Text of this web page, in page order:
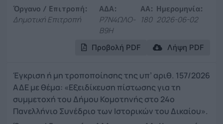
Όργανο / Επιτροπή:
Δημοτική Επιτροπή
ΑΔΑ:
Ρ7Ν4ΩΛΟ-
Β9Η
ΑΑ:
180
Ημερομηνία:
2026-06-02
Προβολή PDF Λήψη PDF
Έγκριση ή μη τροποποίησης της υπ’ αριθ. 157/2026
ΑΔΕ με θέμα: «Εξειδίκευση πίστωσης για τη
συμμετοχή του Δήμου Κομοτηνής στο 24ο
Πανελλήνιο Συνέδριο των Ιστορικών του Δικαίου».